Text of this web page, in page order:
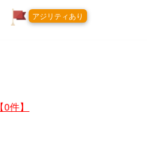
アジリティあり
【0件】